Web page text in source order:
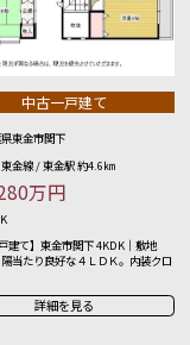
中古一戸建て
東金市関下
東金線 / 東金駅 約4.6㎞
万円
戸建て】東金市関下 4KDK｜敷地
当たり良好な４ＬＤＫ。内装クロ
詳細を見る